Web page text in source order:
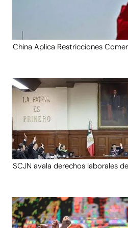
China Aplica Restricciones
SCJN avala derechos laborales